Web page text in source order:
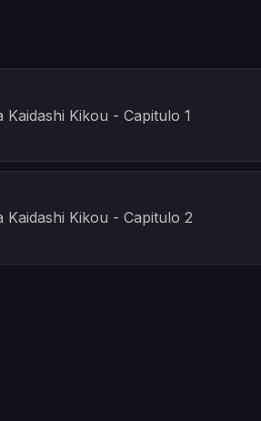
Kaidashi Kikou - Capitulo 1
Kaidashi Kikou - Capitulo 2